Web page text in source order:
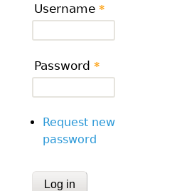
Username *
Password *
Request new
password
CAPTCHA